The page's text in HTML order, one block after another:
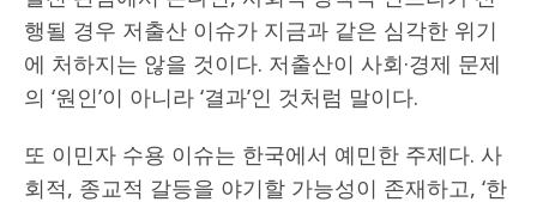
행될 경우 저출산 이슈가 지금과 같은 심각한 위기
에 처하지는 않을 것이다. 저출산이 사회·경제 문제
의 ‘원인’이 아니라 ‘결과’인 것처럼 말이다.
또 이민자 수용 이슈는 한국에서 예민한 주제다. 사
회적, 종교적 갈등을 야기할 가능성이 존재하고, ‘한